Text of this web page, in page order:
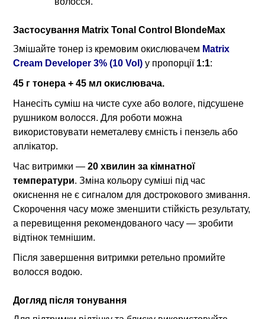
Застосування Matrix Tonal Control BlondeMax
Змішайте тонер із кремовим окислювачем Matrix
Cream Developer 3% (10 Vol) у пропорції 1:1:
45 г тонера + 45 мл окислювача.
Нанесіть суміш на чисте сухе або вологе, підсушене
рушником волосся. Для роботи можна
використовувати неметалеву ємність і пензель або
аплікатор.
Час витримки —20 хвилин за кімнатної
температури. Зміна кольору суміші під час
окиснення не є сигналом для дострокового змивання.
Скорочення часу може зменшити стійкість результату,
а перевищення рекомендованого часу — зробити
відтінок темнішим.
Після завершення витримки ретельно промийте
волосся водою.
Догляд після тонування